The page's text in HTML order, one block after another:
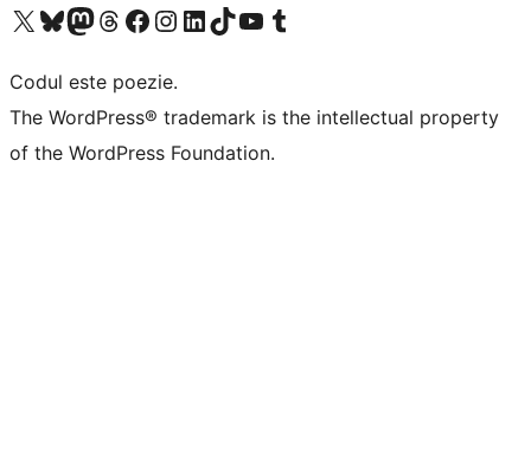
Mergi la contul nostru X (fost Twitter)
Vizitează contul nostru Bluesky
Vizitează contul nostru Mastodon
Vizitează contul nostru Threads
Vizitează pagina noastră Facebook
Vizitează-ne pe Instagram
Vizitează-ne pe LinkedIn
Vizitează contul nostru TikTok
Vizitează canalul nostru YouTube
Vizitează contul nostru Tumblr
Codul este poezie.
The WordPress® trademark is the intellectual property
of the WordPress Foundation.